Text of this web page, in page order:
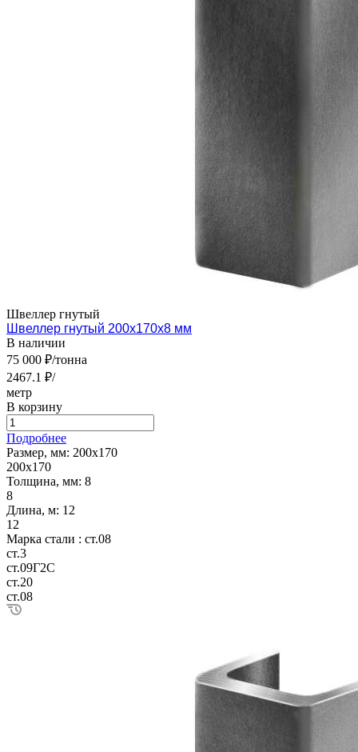
Швеллер гнутый
Швеллер гнутый 200х170х8 мм
В наличии
75 000 ₽/тонна
2467.1 ₽/
метр
В корзину
Подробнее
Размер, мм: 200х170
200х170
Толщина, мм: 8
8
Длина, м: 12
12
Марка стали : ст.08
ст.3
ст.09Г2С
ст.20
ст.08